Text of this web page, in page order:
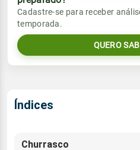
Rajada de vento
Sol
07:03h às 18:16h
Chuva
0.0mm
Rajada de vento
Sol
Cadastre-se para receber
temporada.
QUERO
Índices
Churrasco